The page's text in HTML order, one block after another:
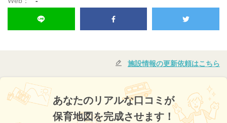
施設情報の更新依頼はこちら
あなたのリアルな口コミが
保育地図を完成させます！